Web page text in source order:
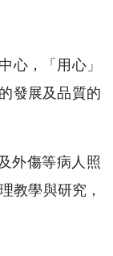
心，「用心」
發展及品質的
外傷等病人照
教學與研究，